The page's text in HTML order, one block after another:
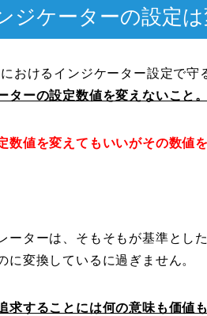
ジケーターの設定は
おけるインジケーター設定で守
ターの設定数値を変えないこと。
数値を変えてもいいがその数値
ーターは、そもそもが基準とし
変換しているに過ぎません。
求することには何の意味も価値